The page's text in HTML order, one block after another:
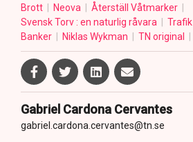
Brott Neova
Återställ Våtmarker
Svensk Torv : en naturlig råvara
Trafik
Banker
Niklas Wykman TN original
Gabriel Cardona Cervantes
gabriel.cardona.cervantes@tn.se